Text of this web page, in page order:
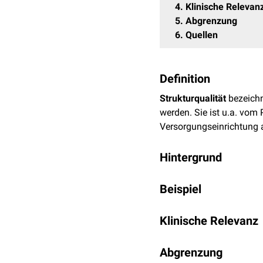
4 Klinische
5 Abgrenzung
6 Quellen
Definition
Strukturqualität
werden. Sie ist u.a. vom
Versorgungseinrichtung
Hintergrund
Ergebnisqualität
Wahrscheinlichkeit,
Krankheitsverlauf
Beispiel
Qualifikation und
technische
Klinische Relevanz
Abgrenzung